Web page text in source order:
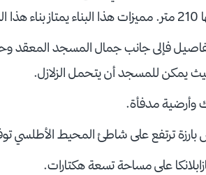
فإلى جانب جمال المسجد المعقد
يمكن للمسجد أن يتحمل الزلازل.
وأرضية مدفأة.
ترتفع على شاطئ المحيط الأطلسي توفر
على مساحة تسعة هكتارات.